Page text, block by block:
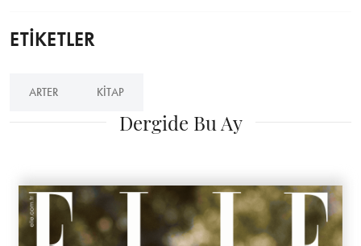
ETİKETLER
ARTER KITAP
Dergide Bu Ay